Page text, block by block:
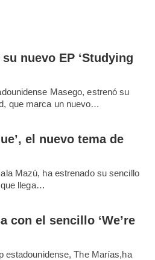
nuevo EP ‘Studying
Masego, estrenó su
que marca un nuevo…
el nuevo tema de
Mazú, ha estrenado su sencillo
llega…
con el sencillo ‘We’re
estadounidense, The Marías,ha